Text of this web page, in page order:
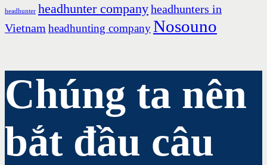
headhunter headhunter companyheadhunters in
Vietnam headhunting companyNosouno
Chúng ta nên
bắt đầu câu